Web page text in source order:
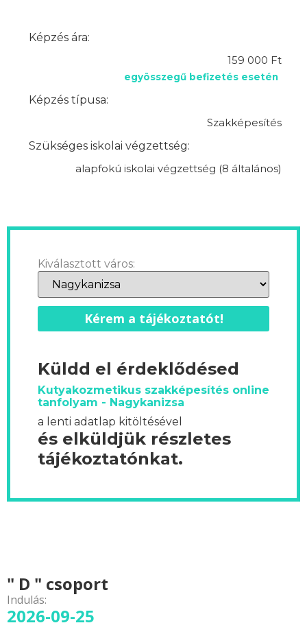
Képzés ára:
159 000 Ft
egyösszegű befizetés esetén
Képzés típusa:
Szakképesítés
Szükséges iskolai végzettség:
alapfokú iskolai végzettség (8 általános)
Kiválasztott város:
Kérem a tájékoztatót!
Küldd el érdeklődésed
Kutyakozmetikus szakképesítés online
tanfolyam - Nagykanizsa
a lenti adatlap kitöltésével
és elküldjük részletes
tájékoztatónkat.
" D " csoport
Indulás:
2026-09-25